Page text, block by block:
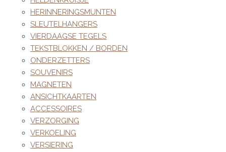
HERINNERINGSMUNTEN
SLEUTELHANGERS
VIERDAAGSE TEGELS
TEKSTBLOKKEN / BORDEN
ONDERZETTERS
SOUVENIRS
MAGNETEN
ANSICHTKAARTEN
ACCESSOIRES
VERZORGING
VERKOELING
VERSIERING